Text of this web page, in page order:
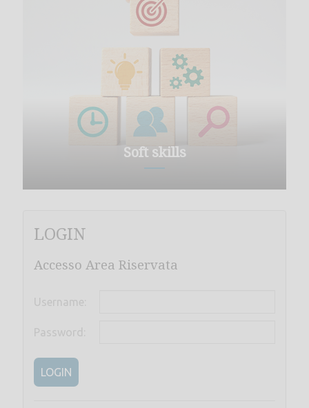
Soft skills
LOGIN
Accesso Area Riservata
Username:
Password:
LOGIN